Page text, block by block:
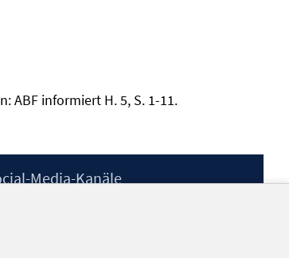
ABF informiert H. 5, S. 1-11.
Media-Kanäle